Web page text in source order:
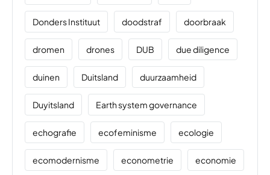
Donders Instituut doodstraf doorbraak
dromen drones DUB due diligence
duinen Duitsland duurzaamheid
Duyitsland Earth system governance
echografie ecofeminisme ecologie
ecomodernisme econometrie economie